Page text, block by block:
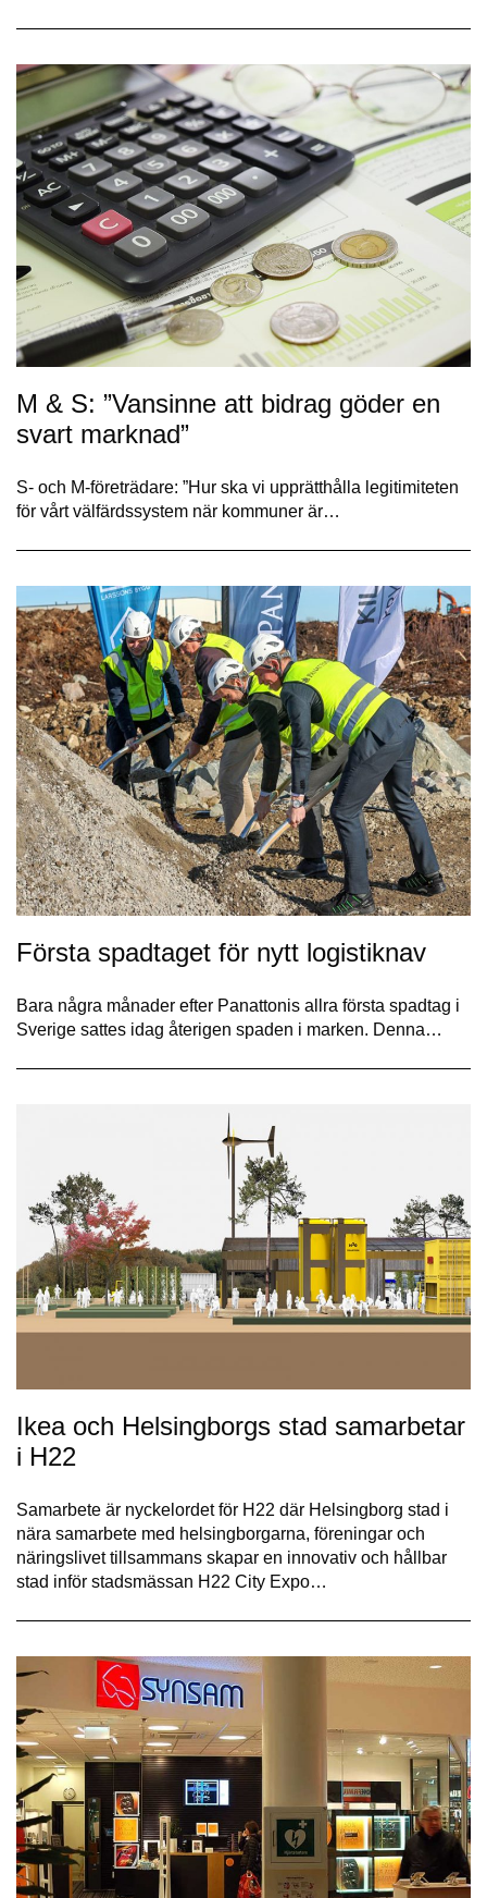
M & S: ”Vansinne att bidrag göder en
svart marknad”
S- och M-företrädare: ”Hur ska vi upprätthålla legitimiteten
för vårt välfärds­system när kommuner är…
Första spadtaget för nytt logistiknav
Bara några månader efter Panattonis allra första spadtag i
Sverige sattes idag återigen spaden i marken. Denna…
Ikea och Helsingborgs stad samarbetar
i H22
Samarbete är nyckelordet för H22 där Helsingborg stad i
nära samarbete med helsingborgarna, föreningar och
näringslivet tillsammans skapar en innovativ och hållbar
stad inför stadsmässan H22 City Expo…